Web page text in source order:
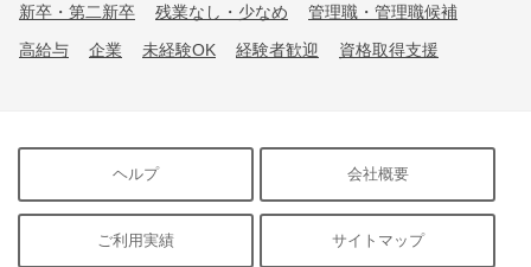
新卒・第二新卒 残業なし・少なめ 管理職・管理職候補
高給与 企業 未経験OK 経験者歓迎 資格取得支援
ヘルプ 会社概要
ご利用実績 サイトマップ